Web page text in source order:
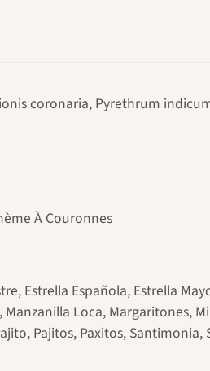
coronaria, Pyrethrum
À Couronnes
Estrella Española, Estrella
Loca, Margaritones,
Pajitos, Paxitos, Santimonia,